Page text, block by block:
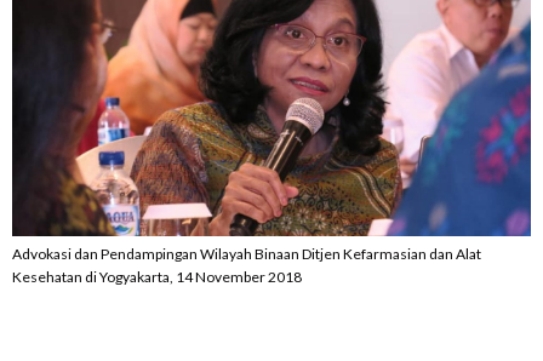
Advokasi dan Pendampingan Wilayah Binaan Ditjen Kefarmasian dan Alat
Kesehatan di Yogyakarta, 14 November 2018